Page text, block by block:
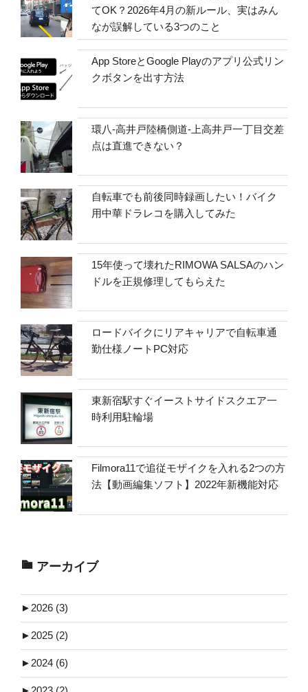
てOK？2026年4月の新ルール、実はみん
なが誤解している3つのこと
App StoreとGoogle Playのアプリ公式リン
クボタンを出す方法
環八-高井戸陸橋側道-上高井戸一丁目交差
点は直進できない？
自転車でも前後同時録画したい！バイク
用中華ドラレコを購入してみた
15年使って壊れたRIMOWA SALSAのハン
ドルを正規修理してもらえた
ロードバイクにリアキャリアで自転車通
勤仕様ノートPC対応
東新宿駅すぐイーストサイドスクエア一
時利用駐輪場
Filmora11で追従モザイクを入れる2つの方
法【動画編集ソフト】2022年新機能対応
アーカイブ
►2026 (3)
►2025 (2)
►2024 (6)